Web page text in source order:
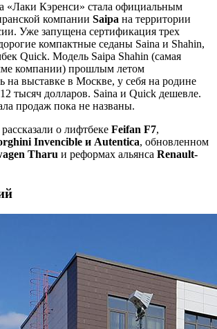
«Лаки Кэренси» стала официальным
компании Saipa на территории
Уже запущена сертификация трех
компактные седаны Saina и Shahin,
Quick. Модель Saipa Shahin (самая
компании) прошлым летом
на выставке в Москве, у себя на родине
тысяч долларов. Saina и Quick дешевле.
продаж пока не названы.
о лифтбеке Feifan F7,
Invencible и Autentica, обновленном
Tharu и реформах альянса Renault-